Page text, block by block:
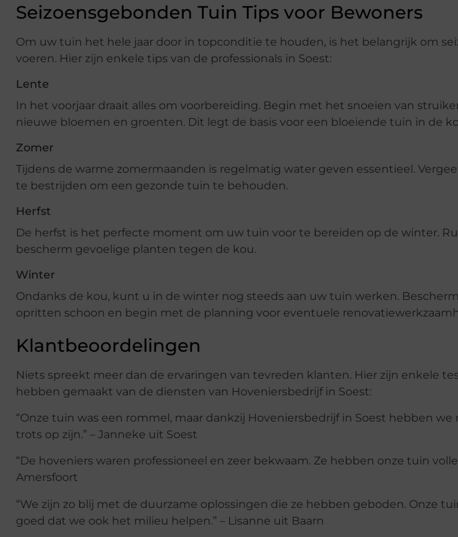
Seizoensgebonden Tuin Tips voor Bewoners
Om uw tuin het hele jaar door in topconditie te houden, is het belangrijk om
voeren. Hier zijn enkele tips van de professionals in Soest:
Lente
In het voorjaar draait alles om voorbereiding. Begin met het snoeien van
nieuwe bloemen en groenten. Dit legt de basis voor een bloeiende tuin in de
Zomer
Tijdens de warme zomermaanden is regelmatig water geven essentieel.
te bestrijden om een gezonde tuin te behouden.
Herfst
De herfst is het perfecte moment om uw tuin voor te bereiden op de winter.
bescherm gevoelige planten tegen de kou.
Winter
Ondanks de kou, kunt u in de winter nog steeds aan uw tuin werken.
opritten schoon en begin met de planning voor eventuele
Klantbeoordelingen
Niets spreekt meer dan de ervaringen van tevreden klanten. Hier zijn enkele
hebben gemaakt van de diensten van Hoveniersbedrijf in Soest:
“Onze tuin was een rommel, maar dankzij Hoveniersbedrijf in Soest hebben
trots op zijn.” – Janneke uit Soest
“De hoveniers waren professioneel en zeer bekwaam. Ze hebben onze tuin
Amersfoort
“We zijn zo blij met de duurzame oplossingen die ze hebben geboden. Onze
goed dat we ook het milieu helpen.” – Lisanne uit Baarn